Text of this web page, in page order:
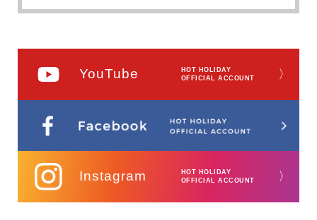
YouTube
HOT HOLIDAY
OFFICIAL ACCOUNT
〉
Instagram
HOT HOLIDAY
OFFICIAL ACCOUNT
〉